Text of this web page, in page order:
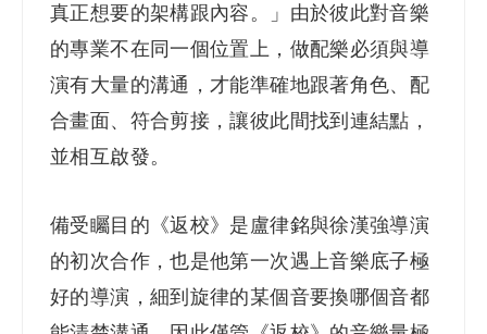
真正想要的架構跟內容。」由於彼此對音樂
的專業不在同一個位置上，做配樂必須與導
演有大量的溝通，才能準確地跟著角色、配
合畫面、符合剪接，讓彼此間找到連結點，
並相互啟發。
備受矚目的《返校》是盧律銘與徐漢強導演
的初次合作，也是他第一次遇上音樂底子極
好的導演，細到旋律的某個音要換哪個音都